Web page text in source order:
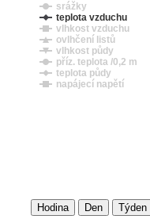
srážky
teplota vzduchu
vlhkost vzduchu
ovlhčení listů
vlhkost půdy
příz. teplota /0,2 m
teplota půdy
napájecí napětí
Hodina Den Týden